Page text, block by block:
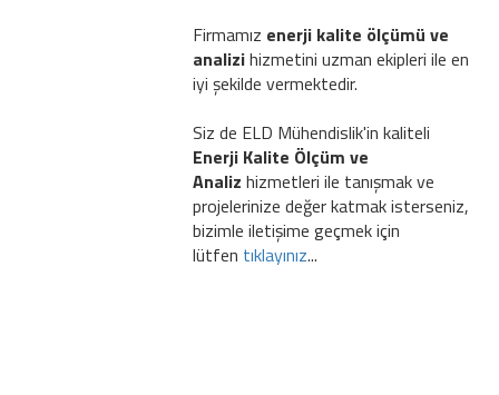
Firmamız enerji kalite ölçümü ve
analizihizmetini uzman ekipleri ile en
iyi şekilde vermektedir.
Siz de ELD Mühendislik'in kaliteli
Enerji Kalite Ölçüm ve
Analiz hizmetleri ile tanışmak ve
projelerinize değer katmak isterseniz,
bizimle iletişime geçmek için
lütfen tıklayınız...